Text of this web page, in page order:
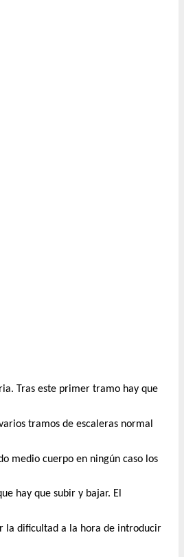
Tras este primer tramo hay que
tramos de escaleras normal
medio cuerpo en ningún caso los
hay que subir y bajar. El
la dificultad a la hora de introducir